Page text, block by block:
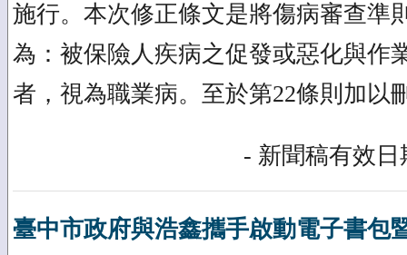
施行。本次修正條文是將傷病審查準
為：被保險人疾病之促發或惡化與作
者，視為職業病。至於第22條則加以
- 新聞稿有效日
臺中市政府與浩鑫攜手啟動電子書包